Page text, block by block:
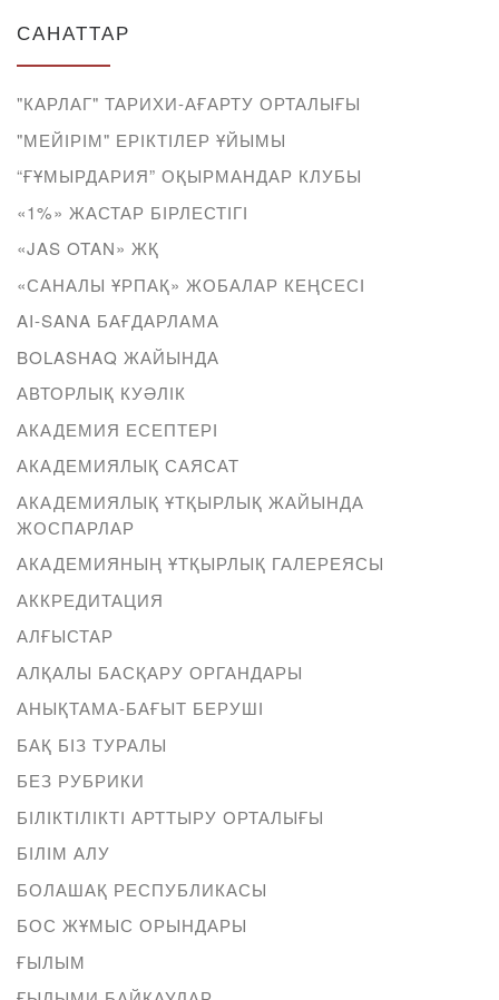
САНАТТАР
"КАРЛАГ" ТАРИХИ-АҒАРТУ ОРТАЛЫҒЫ
"МЕЙІРІМ" ЕРІКТІЛЕР ҰЙЫМЫ
“ҒҰМЫРДАРИЯ” ОҚЫРМАНДАР КЛУБЫ
«1%» ЖАСТАР БІРЛЕСТІГІ
«JAS OTAN» ЖҚ
«САНАЛЫ ҰРПАҚ» ЖОБАЛАР КЕҢСЕСІ
AI-SANA БАҒДАРЛАМА
BOLASHAQ ЖАЙЫНДА
АВТОРЛЫҚ КУӘЛІК
АКАДЕМИЯ ЕСЕПТЕРІ
АКАДЕМИЯЛЫҚ САЯСАТ
АКАДЕМИЯЛЫҚ ҰТҚЫРЛЫҚ ЖАЙЫНДА
ЖОСПАРЛАР
АКАДЕМИЯНЫҢ ҰТҚЫРЛЫҚ ГАЛЕРЕЯСЫ
АККРЕДИТАЦИЯ
АЛҒЫСТАР
АЛҚАЛЫ БАСҚАРУ ОРГАНДАРЫ
АНЫҚТАМА-БАҒЫТ БЕРУШІ
БАҚ БІЗ ТУРАЛЫ
БЕЗ РУБРИКИ
БІЛІКТІЛІКТІ АРТТЫРУ ОРТАЛЫҒЫ
БІЛІМ АЛУ
БОЛАШАҚ РЕСПУБЛИКАСЫ
БОС ЖҰМЫС ОРЫНДАРЫ
ҒЫЛЫМ